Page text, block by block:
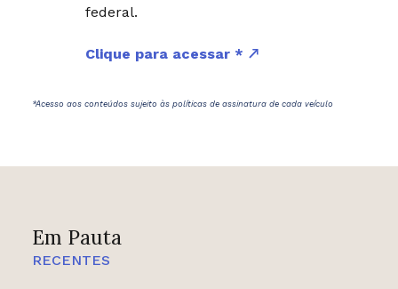
Em Pauta
RECENTES
federal.
Clique para acessar *
*Acesso aos conteúdos sujeito às políticas de assinatura de cada veículo